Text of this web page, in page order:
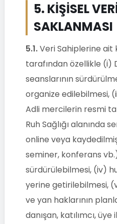
5. KİŞİSEL
SAKLANMASI
5.1.Veri Sahiplerine ait
tarafından özellikle (i)
seanslarının
organize edilebilmesi,
Adli mercilerin resmi
Ruh Sağlığı alanında
online veya
seminer, konferans
sürdürülebilmesi, (iv)
yerine getirilebilmesi,
ve yan haklarının
danışan, katılımcı, üye